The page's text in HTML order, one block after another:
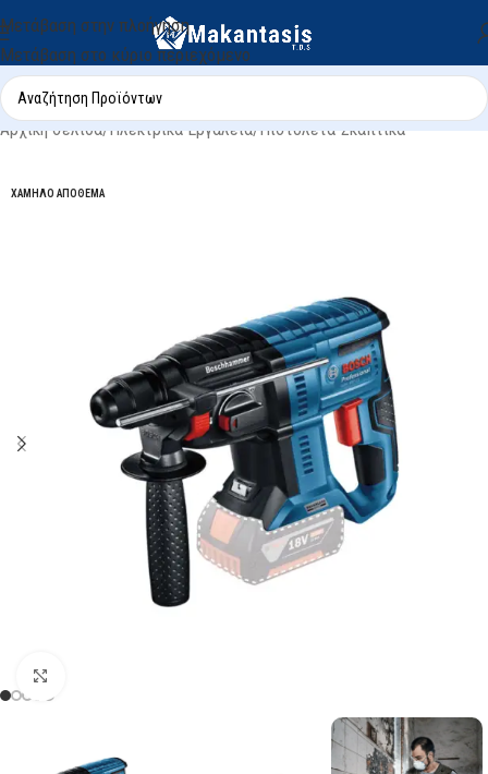
Μετάβαση στην πλοήγηση
Μετάβαση στο κύριο περιεχόμενο
Αρχική σελίδα/Ηλεκτρικά Εργαλεία/Πιστολέτα-Σκαπτικά
ΧΑΜΗΛΌ ΑΠΌΘΕΜΑ